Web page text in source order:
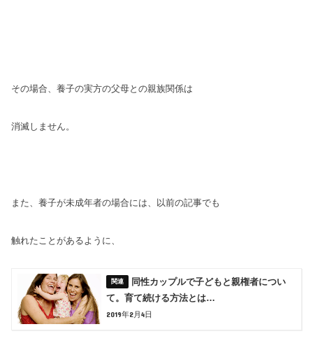
その場合、養子の実方の父母との親族関係は
消滅しません。
また、養子が未成年者の場合には、以前の記事でも
触れたことがあるように、
同性カップルで子どもと親権者につい
て。育て続ける方法とは…
2019年2月4日